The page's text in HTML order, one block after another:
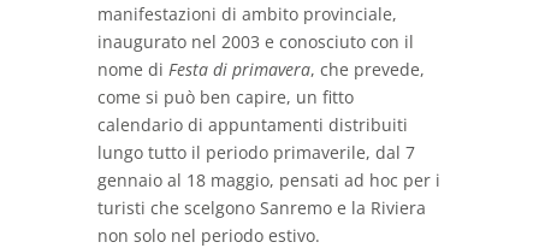
manifestazioni di ambito provinciale,
inaugurato nel 2003 e conosciuto con il
nome di Festa di primavera, che prevede,
come si può ben capire, un fitto
calendario di appuntamenti distribuiti
lungo tutto il periodo primaverile, dal 7
gennaio al 18 maggio, pensati ad hoc per i
turisti che scelgono Sanremo e la Riviera
non solo nel periodo estivo.